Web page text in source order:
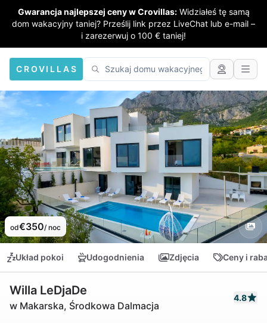
Gwarancja najlepszej ceny w Crovillas: Widziałeś tę samą
dom wakacyjny taniej? Prześlij link przez LiveChat lub e-mail –
i zarezerwuj o 100 € taniej!
CROVILLAS
od€350/ noc
Układ pokoi Udogodnienia Zdjęcia Ceny i
Willa LeDjaDe
w Makarska, Środkowa Dalmacja
4.8